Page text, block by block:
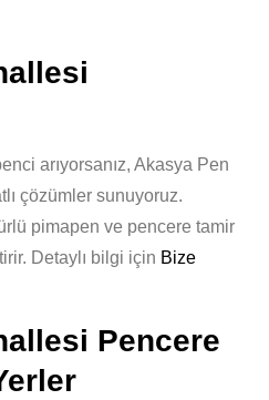
arıyorsanız, Akasya Pen
çözümler sunuyoruz.
pimapen ve pencere tamir
Detaylı bilgi için Bize
Pencere